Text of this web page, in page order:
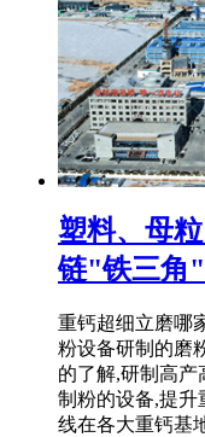
塑料、母
链"铁三角"
重钙超细立磨哪
粉设备研制的磨
的了解,研制高
制粉的设备,提升
线在各大重钙基